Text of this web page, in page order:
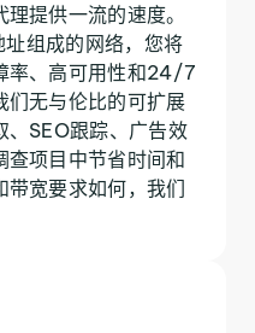
提供一流的速度。
组成的网络，您将
率、高可用性和24/7
们无与伦比的可扩展
、SEO跟踪、广告效
查项目中节省时间和
带宽要求如何，我们